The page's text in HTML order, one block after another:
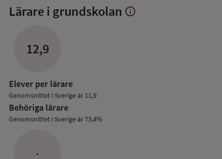
Lärare i grundskolan Visa
info
12,9
Elever per lärare
Genomsnittet i Sverige är 11,9
Behöriga lärare
Genomsnittet i Sverige är 73,4%
-